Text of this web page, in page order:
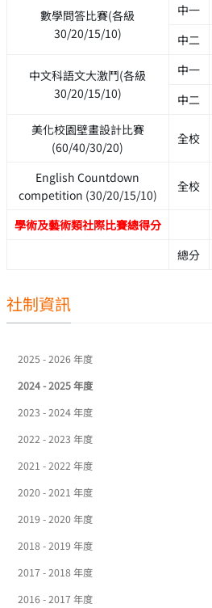
數學問答比賽(各級
30/20/15/10)
中一
中二
中文科語文大激鬥(各級
30/20/15/10)
中一
中二
美化校園壁畫設計比賽
(60/40/30/20)
全校
English Countdown
competition (30/20/15/10)
全校
學術及藝術類社際比賽總得分
總分
社制資訊
2025 - 2026 年度
2024 - 2025 年度
2023 - 2024 年度
2022 - 2023 年度
2021 - 2022 年度
2020 - 2021 年度
2019 - 2020 年度
2018 - 2019 年度
2017 - 2018 年度
2016 - 2017 年度